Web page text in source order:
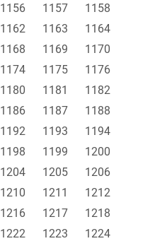
1156 1157
1158
1162 1163
1164
1168 1169
1170
1174 1175
1176
1180 1181
1182
1186 1187
1188
1192 1193
1194
1198 1199
1200
1204 1205
1206
1210 1211
1212
1216 1217
1218
1222 1223
1224